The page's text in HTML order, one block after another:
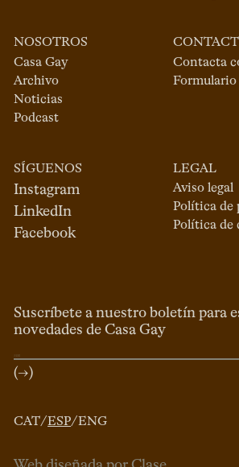
NOSOTROS
Casa Gay
Archivo
Noticias
Podcast
Contacta
SÍGUENOS
Instagram
LinkedIn
Facebook
LEGAL
Aviso legal
Política de
Política de
CAT/ESP/ENG
Suscríbete a nuestro boletín para
novedades de Casa Gay
(→)